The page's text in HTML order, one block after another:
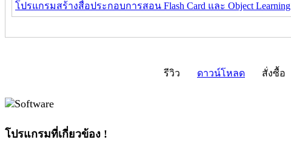
โปรแกรมสร้างสื่อประกอบการสอน Flash Card และ Object Learning
รีวิว ดาวน์โหลด สั่งซื้อ
โปรแกรมที่เกี่ยวข้อง !